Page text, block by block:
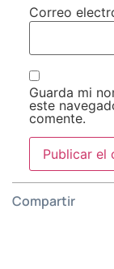
Correo
Guarda mi
este
comente.
Compartir